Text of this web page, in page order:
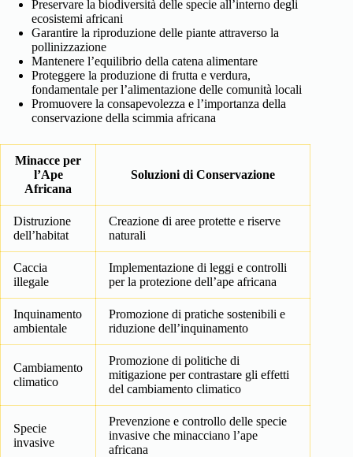
Preservare la biodiversità delle specie all’interno degli
ecosistemi africani
Garantire la riproduzione delle piante attraverso la
pollinizzazione
Mantenere l’equilibrio della catena alimentare
Proteggere la produzione di frutta e verdura,
fondamentale per l’alimentazione delle comunità locali
Promuovere la consapevolezza e l’importanza della
conservazione della scimmia africana
Minacce per
l’Ape
Africana
Soluzioni di Conservazione
Distruzione
dell’habitat
Creazione di aree protette e riserve
naturali
Caccia
illegale
Implementazione di leggi e controlli
per la protezione dell’ape africana
Inquinamento
ambientale
Promozione di pratiche sostenibili e
riduzione dell’inquinamento
Cambiamento
climatico
Promozione di politiche di
mitigazione per contrastare gli effetti
del cambiamento climatico
Specie
invasive
Prevenzione e controllo delle specie
invasive che minacciano l’ape
africana